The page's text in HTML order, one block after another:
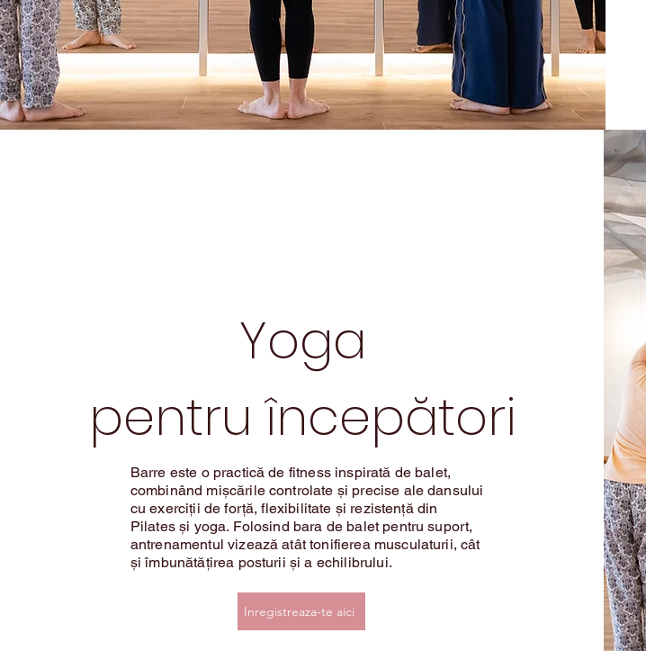
Yoga
pentruîncepători
Barre este o practică de fitness inspirată de balet,
combinând mișcările controlate și precise ale dansului
cu exerciții de forță, flexibilitate și rezistență din
Pilates și yoga. Folosind bara de balet pentru suport,
antrenamentul vizează atât tonifierea musculaturii, cât
și îmbunătățirea posturii și a echilibrului.
Inregistreaza-te aici